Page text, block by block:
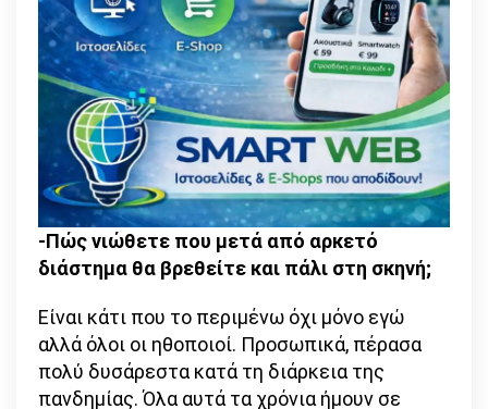
-Πώς νιώθετε που μετά από αρκετό
διάστημα θα βρεθείτε και πάλι στη σκηνή;
Είναι κάτι που το περιμένω όχι μόνο εγώ
αλλά όλοι οι ηθοποιοί. Προσωπικά, πέρασα
πολύ δυσάρεστα κατά τη διάρκεια της
πανδημίας. Όλα αυτά τα χρόνια ήμουν σε